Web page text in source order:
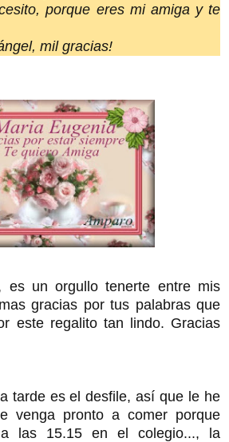
porque eres mi amiga y te
mil gracias!
es un orgullo tenerte entre mis
gracias por tus palabras que
este regalito tan lindo. Gracias
tarde es el desfile, así que le he
venga pronto a comer porque
las 15.15 en el colegio..., la